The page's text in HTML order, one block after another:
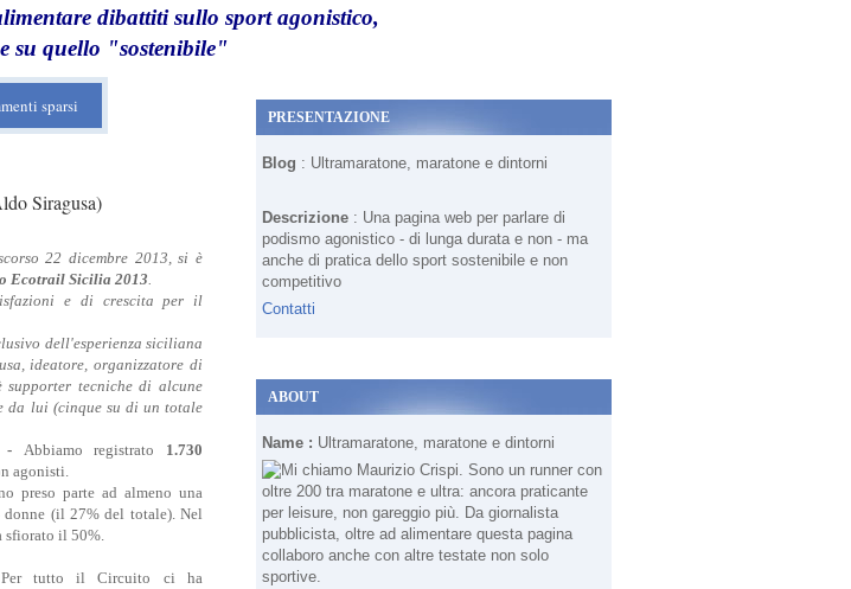
dibattiti sullo sport agonistico,
su quello "sostenibile"
sparsi
Siragusa)
22 dicembre 2013, si è
Ecotrail Sicilia 2013.
e di crescita per il
dell'esperienza siciliana
ideatore, organizzatore di
supporter tecniche di alcune
da lui (cinque su di un totale
- Abbiamo registrato 1.730
agonisti.
preso parte ad almeno una
(il 27% del totale). Nel
sfiorato il 50%.
Per tutto il Circuito ci ha
PRESENTAZIONE
Blog : Ultramaratone, maratone e dintorni
Descrizione : Una pagina web per parlare di
podismo agonistico - di lunga durata e non - ma
anche di pratica dello sport sostenibile e non
competitivo
Contatti
ABOUT
Name : Ultramaratone, maratone e dintorni